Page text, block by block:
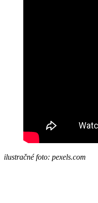
ilustračné foto: pexels.com